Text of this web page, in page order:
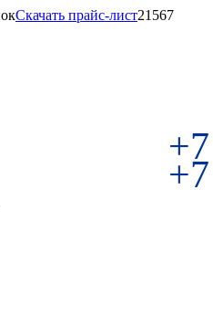
Скачать прайс-лист21567